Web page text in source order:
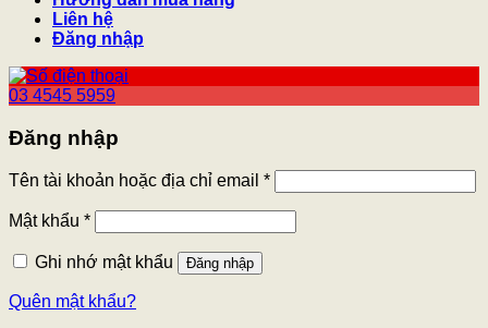
Liên hệ
Đăng nhập
03 4545 5959
Đăng nhập
Tên tài khoản hoặc địa chỉ email *
Mật khẩu *
Ghi nhớ mật khẩu Đăng nhập
Quên mật khẩu?